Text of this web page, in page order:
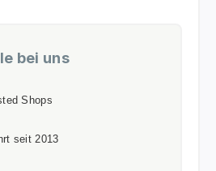
bei uns
Shops
seit 2013